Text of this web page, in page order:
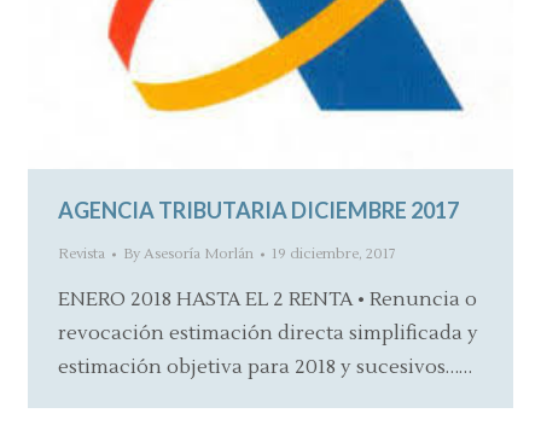
AGENCIA TRIBUTARIA DICIEMBRE 2017
Revista By Asesoría Morlán 19 diciembre, 2017
ENERO 2018 HASTA EL 2 RENTA • Renuncia o
revocación estimación directa simplificada y
estimación objetiva para 2018 y sucesivos……